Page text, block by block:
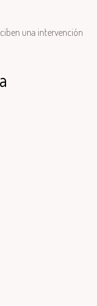
una intervención